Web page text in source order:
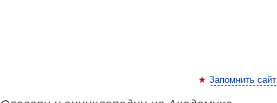
Запомнить сайт